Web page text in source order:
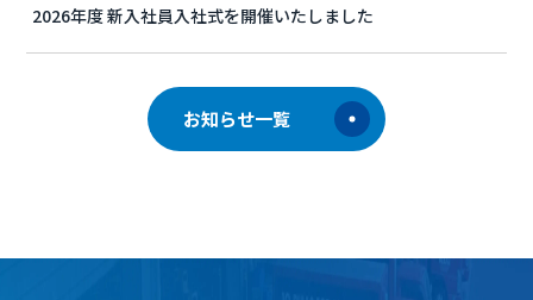
2026年度 新入社員入社式を開催いたしました
お知らせ一覧